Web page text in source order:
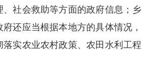
、社会救助等方面的政府信息；乡
府还应当根据本地方的具体情况，
落实农业农村政策、农田水利工程